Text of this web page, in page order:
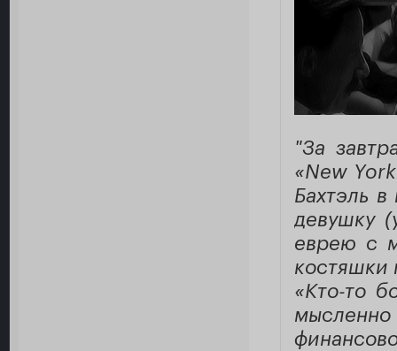
"За
«New
Бахтэль
девушку
еврею с
костяшки
«Кто-то
мысленно